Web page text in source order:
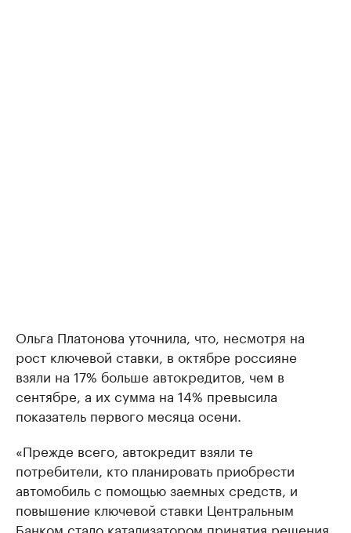
Ольга Платонова уточнила, что, несмотря на
рост ключевой ставки, в октябре россияне
взяли на 17% больше автокредитов, чем в
сентябре, а их сумма на 14% превысила
показатель первого месяца осени.
«Прежде всего, автокредит взяли те
потребители, кто планировать приобрести
автомобиль с помощью заемных средств, и
повышение ключевой ставки Центральным
Банком стало катализатором принятия решения.